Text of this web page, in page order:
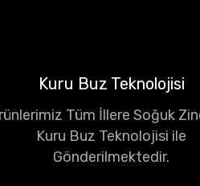
Kuru Buz Teknolojisi
Tüm İllere Soğuk
Kuru Buz Teknolojisi ile
Gönderilmektedir.